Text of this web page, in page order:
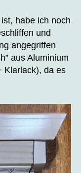
habe ich noch
und
angegriffen
aus Aluminium
Klarlack), da es